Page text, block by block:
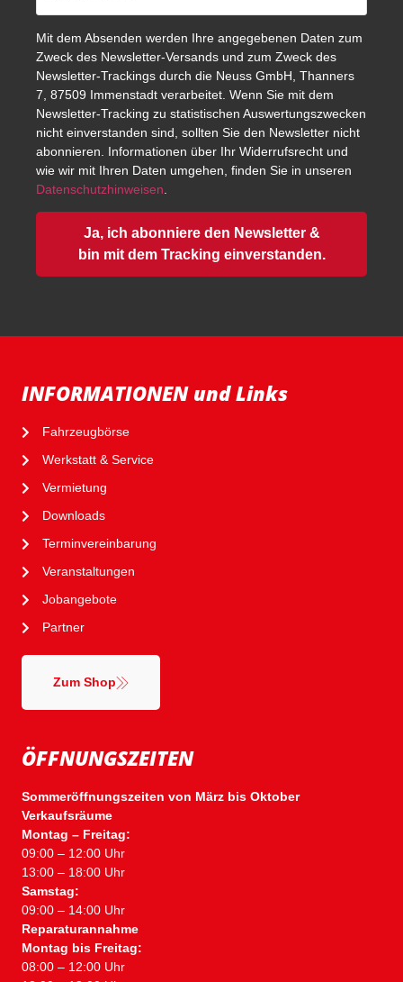
Mit dem Absenden werden Ihre angegebenen Daten zum
Zweck des Newsletter-Versands und zum Zweck des
Newsletter-Trackings durch die Neuss GmbH, Thanners
7, 87509 Immenstadt verarbeitet. Wenn Sie mit dem
Newsletter-Tracking zu statistischen Auswertungszwecken
nicht einverstanden sind, sollten Sie den Newsletter nicht
abonnieren. Informationen über Ihr Widerrufsrecht und
wie wir mit Ihren Daten umgehen, finden Sie in unseren
Datenschutzhinweisen
Ja, ich abonniere den Newsletter &
bin mit dem Tracking einverstanden.
ÖFFNUNGSZEITEN
Sommeröffnungszeiten von März bis Oktober
Verkaufsräume
Montag – Freitag:
09:00 – 12:00 Uhr
13:00 – 18:00 Uhr
Samstag:
09:00 – 14:00 Uhr
Reparaturannahme
Montag bis Freitag:
08:00 – 12:00 Uhr
INFORMATIONEN und Links
Fahrzeugbörse
Werkstatt & Service
Vermietung
Downloads
Terminvereinbarung
Veranstaltungen
Jobangebote
Partner
Zum Shop